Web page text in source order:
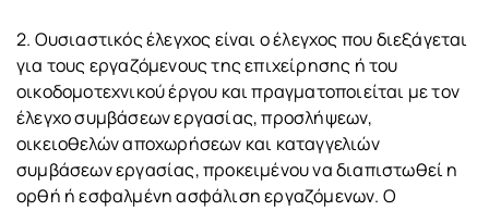
2. Ουσιαστικός έλεγχος είναι ο έλεγχος που διεξάγεται
για τους εργαζόμενους της επιχείρησης ή του
οικοδομοτεχνικού έργου και πραγματοποιείται με τον
έλεγχο συμβάσεων εργασίας, προσλήψεων,
οικειοθελών αποχωρήσεων και καταγγελιών
συμβάσεων εργασίας, προκειμένου να διαπιστωθεί η
ορθή ή εσφαλμένη ασφάλιση εργαζόμενων. Ο